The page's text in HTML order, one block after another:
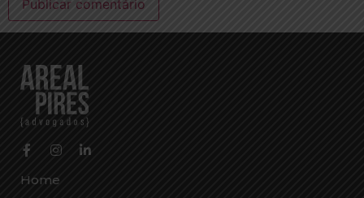
Home